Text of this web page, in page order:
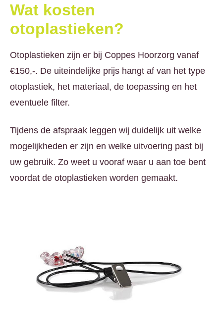
Wat kosten
otoplastieken?
Otoplastieken zijn er bij Coppes Hoorzorg vanaf
€150,-. De uiteindelijke prijs hangt af van het type
otoplastiek, het materiaal, de toepassing en het
eventuele filter.
Tijdens de afspraak leggen wij duidelijk uit welke
mogelijkheden er zijn en welke uitvoering past bij
uw gebruik. Zo weet u vooraf waar u aan toe bent
voordat de otoplastieken worden gemaakt.